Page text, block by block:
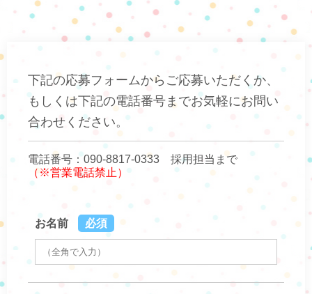
下記の応募フォームからご応募いただくか、
もしくは下記の電話番号までお気軽にお問い
合わせください。
電話番号：090-8817-0333 採用担当まで
（※営業電話禁止）
お名前 必須